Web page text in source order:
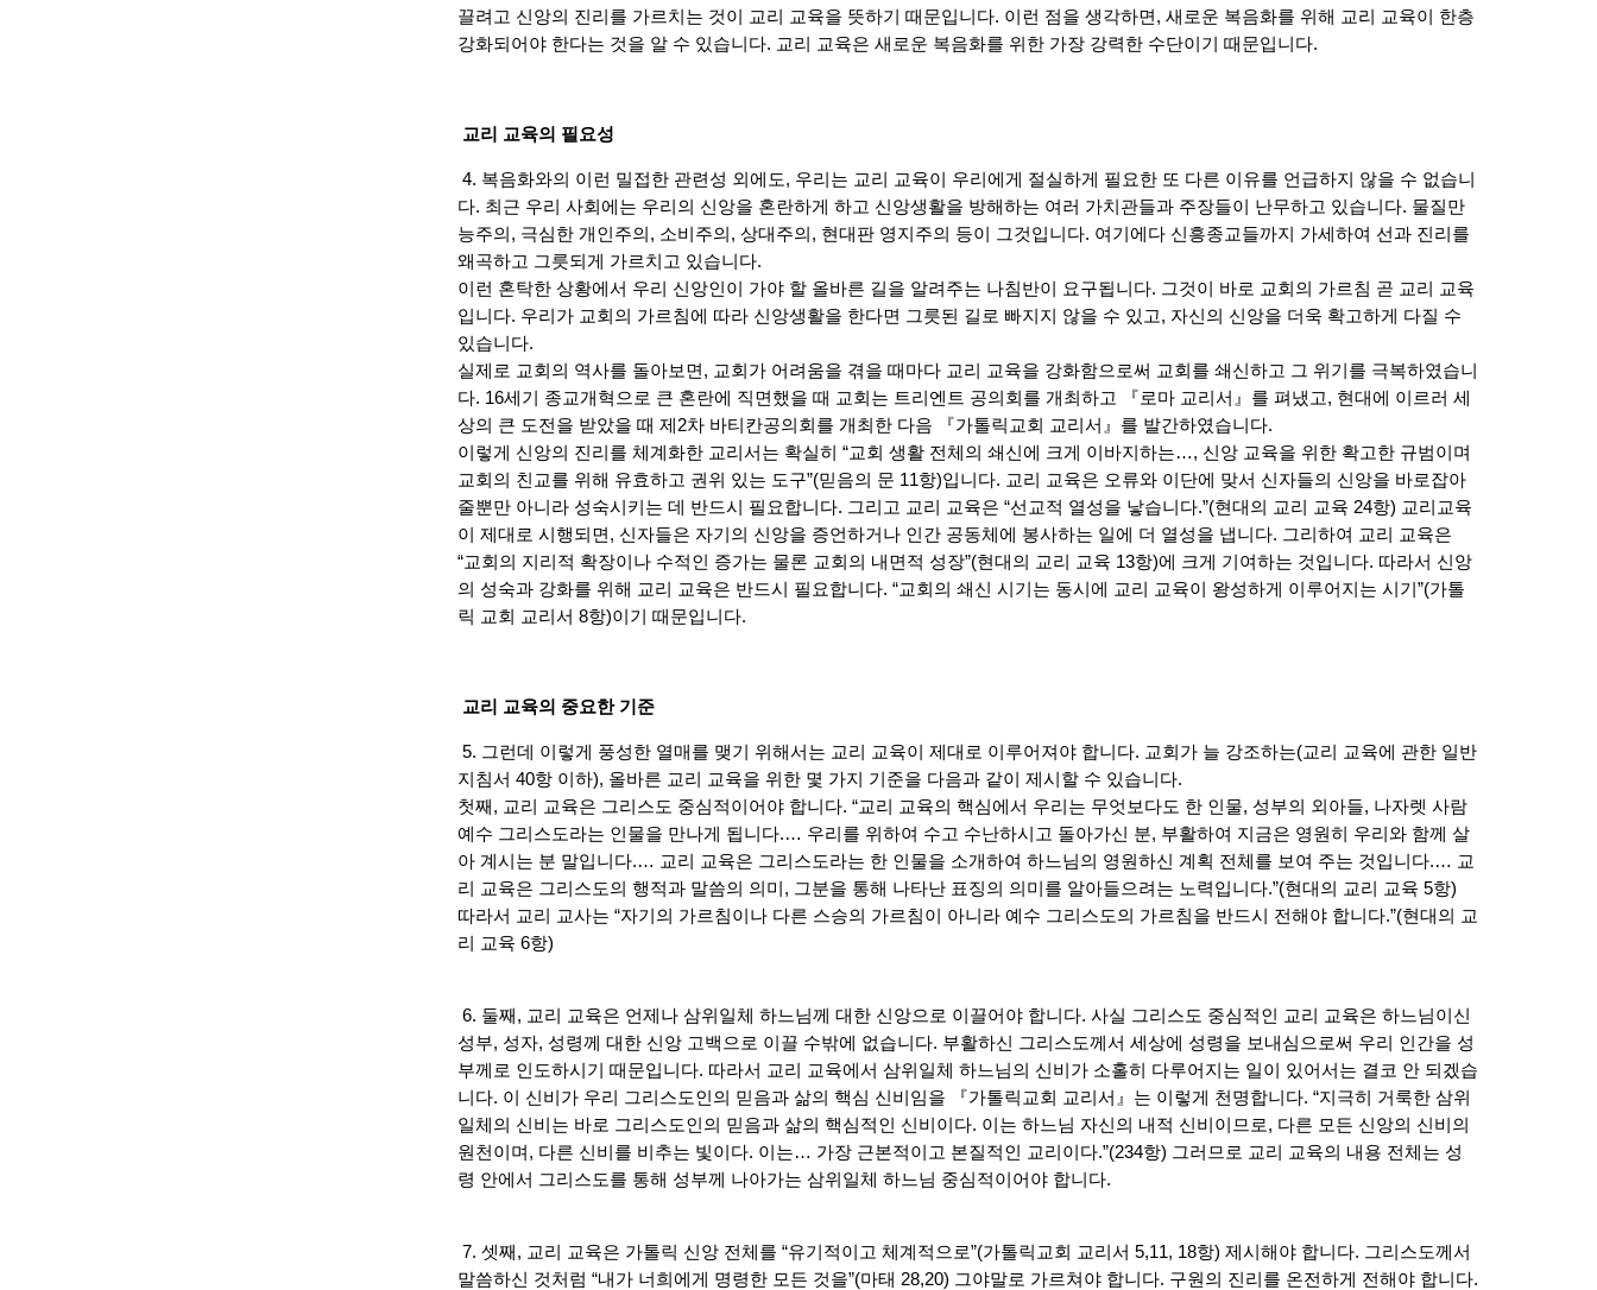
끌려고 신앙의 진리를 가르치는 것이 교리 교육을 뜻하기 때문입니다. 이런 점을 생각하면, 새로운 복음화를 위해 교리 교육이 한층
강화되어야 한다는 것을 알 수 있습니다. 교리 교육은 새로운 복음화를 위한 가장 강력한 수단이기 때문입니다.
교리 교육의 필요성
4. 복음화와의 이런 밀접한 관련성 외에도, 우리는 교리 교육이 우리에게 절실하게 필요한 또 다른 이유를 언급하지 않을 수 없습니
다. 최근 우리 사회에는 우리의 신앙을 혼란하게 하고 신앙생활을 방해하는 여러 가치관들과 주장들이 난무하고 있습니다. 물질만
능주의, 극심한 개인주의, 소비주의, 상대주의, 현대판 영지주의 등이 그것입니다. 여기에다 신흥종교들까지 가세하여 선과 진리를
왜곡하고 그릇되게 가르치고 있습니다.
이런 혼탁한 상황에서 우리 신앙인이 가야 할 올바른 길을 알려주는 나침반이 요구됩니다. 그것이 바로 교회의 가르침 곧 교리 교육
입니다. 우리가 교회의 가르침에 따라 신앙생활을 한다면 그릇된 길로 빠지지 않을 수 있고, 자신의 신앙을 더욱 확고하게 다질 수
있습니다.
실제로 교회의 역사를 돌아보면, 교회가 어려움을 겪을 때마다 교리 교육을 강화함으로써 교회를 쇄신하고 그 위기를 극복하였습니
다. 16세기 종교개혁으로 큰 혼란에 직면했을 때 교회는 트리엔트 공의회를 개최하고 『로마 교리서』를 펴냈고, 현대에 이르러 세
상의 큰 도전을 받았을 때 제2차 바티칸공의회를 개최한 다음 『가톨릭교회 교리서』를 발간하였습니다.
이렇게 신앙의 진리를 체계화한 교리서는 확실히 “교회 생활 전체의 쇄신에 크게 이바지하는…, 신앙 교육을 위한 확고한 규범이며
교회의 친교를 위해 유효하고 권위 있는 도구”(믿음의 문 11항)입니다. 교리 교육은 오류와 이단에 맞서 신자들의 신앙을 바로잡아
줄뿐만 아니라 성숙시키는 데 반드시 필요합니다. 그리고 교리 교육은 “선교적 열성을 낳습니다.”(현대의 교리 교육 24항) 교리교육
이 제대로 시행되면, 신자들은 자기의 신앙을 증언하거나 인간 공동체에 봉사하는 일에 더 열성을 냅니다. 그리하여 교리 교육은
“교회의 지리적 확장이나 수적인 증가는 물론 교회의 내면적 성장”(현대의 교리 교육 13항)에 크게 기여하는 것입니다. 따라서 신앙
의 성숙과 강화를 위해 교리 교육은 반드시 필요합니다. “교회의 쇄신 시기는 동시에 교리 교육이 왕성하게 이루어지는 시기”(가톨
릭 교회 교리서 8항)이기 때문입니다.
교리 교육의 중요한 기준
5. 그런데 이렇게 풍성한 열매를 맺기 위해서는 교리 교육이 제대로 이루어져야 합니다. 교회가 늘 강조하는(교리 교육에 관한 일반
지침서 40항 이하), 올바른 교리 교육을 위한 몇 가지 기준을 다음과 같이 제시할 수 있습니다.
첫째, 교리 교육은 그리스도 중심적이어야 합니다. “교리 교육의 핵심에서 우리는 무엇보다도 한 인물, 성부의 외아들, 나자렛 사람
예수 그리스도라는 인물을 만나게 됩니다.… 우리를 위하여 수고 수난하시고 돌아가신 분, 부활하여 지금은 영원히 우리와 함께 살
아 계시는 분 말입니다.… 교리 교육은 그리스도라는 한 인물을 소개하여 하느님의 영원하신 계획 전체를 보여 주는 것입니다.… 교
리 교육은 그리스도의 행적과 말씀의 의미, 그분을 통해 나타난 표징의 의미를 알아들으려는 노력입니다.”(현대의 교리 교육 5항)
따라서 교리 교사는 “자기의 가르침이나 다른 스승의 가르침이 아니라 예수 그리스도의 가르침을 반드시 전해야 합니다.”(현대의 교
리 교육 6항)​
6. 둘째, 교리 교육은 언제나 삼위일체 하느님께 대한 신앙으로 이끌어야 합니다. 사실 그리스도 중심적인 교리 교육은 하느님이신
성부, 성자, 성령께 대한 신앙 고백으로 이끌 수밖에 없습니다. 부활하신 그리스도께서 세상에 성령을 보내심으로써 우리 인간을 성
부께로 인도하시기 때문입니다. 따라서 교리 교육에서 삼위일체 하느님의 신비가 소홀히 다루어지는 일이 있어서는 결코 안 되겠습
니다. 이 신비가 우리 그리스도인의 믿음과 삶의 핵심 신비임을 『가톨릭교회 교리서』는 이렇게 천명합니다. “지극히 거룩한 삼위
일체의 신비는 바로 그리스도인의 믿음과 삶의 핵심적인 신비이다. 이는 하느님 자신의 내적 신비이므로, 다른 모든 신앙의 신비의
원천이며, 다른 신비를 비추는 빛이다. 이는… 가장 근본적이고 본질적인 교리이다.”(234항) 그러므로 교리 교육의 내용 전체는 성
령 안에서 그리스도를 통해 성부께 나아가는 삼위일체 하느님 중심적이어야 합니다.
7. 셋째, 교리 교육은 가톨릭 신앙 전체를 “유기적이고 체계적으로”(가톨릭교회 교리서 5,11, 18항) 제시해야 합니다. 그리스도께서
말씀하신 것처럼 “내가 너희에게 명령한 모든 것을”(마태 28,20) 그야말로 가르쳐야 합니다. 구원의 진리를 온전하게 전해야 합니다.